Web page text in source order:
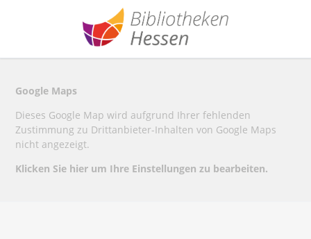
Google Maps
Dieses Google Map wird aufgrund Ihrer fehlenden
Zustimmung zu Drittanbieter-Inhalten von Google Maps
nicht angezeigt.
Klicken Sie hier um Ihre Einstellungen zu bearbeiten.